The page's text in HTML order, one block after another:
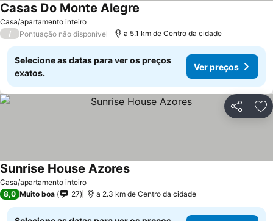
Casa/apartamento inteiro
Casas Do Monte Alegre
/ Pontuação não disponível a 5.1 km de Centro da cidade
Selecione as datas para ver os preços
exatos.
Ver preços
Partilhar
Casa/apartamento inteiro
Sunrise House AzoresVer preços
8,0 Muito boa 27 a 2.3 km de Centro da cidade